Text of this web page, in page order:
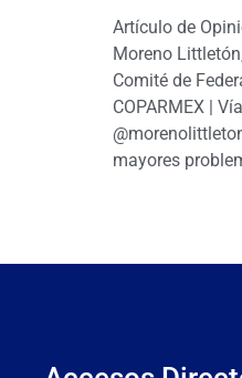
Artículo de
Moreno
Comité de
COPARMEX |
mayores